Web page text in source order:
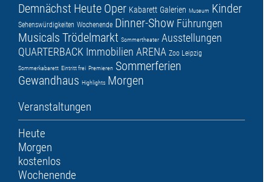
Demnächst Heute Oper Kabarett Galerien Museum Kinder
Sehenswürdigkeiten Wochenende Dinner-Show Führungen
Musicals Trödelmarkt Sommertheater Ausstellungen
QUARTERBACK Immobilien ARENA Zoo Leipzig
Sommerkabarett Eintritt frei Premieren Sommerferien
Gewandhaus Highlights Morgen
Veranstaltungen
Heute
Morgen
kostenlos
Wochenende